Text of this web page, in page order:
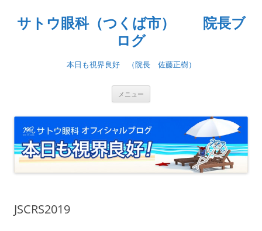
テ
ン
サトウ眼科（つくば市） 院長ブ
ログ
本日も視界良好 （院長 佐藤正樹）
メニュー
JSCRS2019